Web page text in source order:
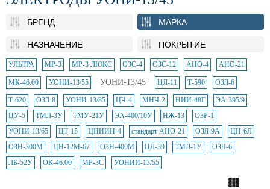
БРЕНД МАРКА
НАЗНАЧЕНИЕ ПОКРЫТИЕ
УЛЬТРА МР-3 МР-3 ЛЮКС ОЗС-4 ОЗС-12 АНО-4 АНО-21
МК-46.00 УОНИ-13/55 УОНИ-13/45 ЦЛ-11 Т-590 ОЗЛ-6
Т-620 ОЗЛ-8 УОНИ-13/85 ЦЧ-4 МНЧ-2 НИИ-48Г
ЭА-395/9
ЦУ-5
ТМЛ-3У ТМУ-21У ЭА-400/10У НЖ-13
ОЗР-1
УОНИ-13/65
ЦТ-15 ЦНИИН-4 стандарт АНО-21 ОЗЛ-9А
ЦН-6Л
ОЗН-300М
ЦН-12М-67 ОЗН-400М ЦЛ-39 ТМЛ-1У
ОЗЧ-6
ЛБ-52У
ОК-46.00 МР-3С УОНИИ-13/55